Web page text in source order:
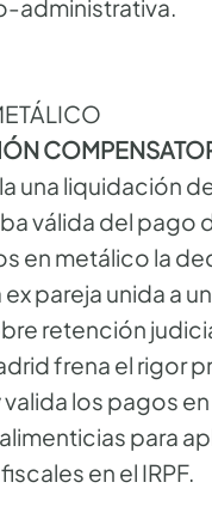
administrativa.
una liquidación
válida del pago
en metálico la
ex pareja unida a
retención
frena el rigor
valida los pagos
para
fiscales en el